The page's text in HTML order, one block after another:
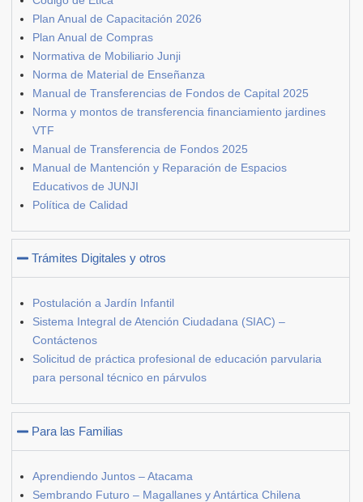
Plan Anual de Capacitación 2026
Plan Anual de Compras
Normativa de Mobiliario Junji
Norma de Material de Enseñanza
Manual de Transferencias de Fondos de Capital 2025
Norma y montos de transferencia financiamiento jardines
VTF
Manual de Transferencia de Fondos 2025
Manual de Mantención y Reparación de Espacios
Educativos de JUNJI
Política de Calidad
Trámites Digitales y otros
Postulación a Jardín Infantil
Sistema Integral de Atención Ciudadana (SIAC) –
Contáctenos
Solicitud de práctica profesional de educación parvularia
para personal técnico en párvulos
Para las Familias
Aprendiendo Juntos – Atacama
Sembrando Futuro – Magallanes y Antártica Chilena